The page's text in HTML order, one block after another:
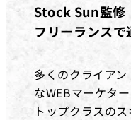
Stock Sun監修
フリーランス
多くのクライア
なWEBマーケター
トップクラスの